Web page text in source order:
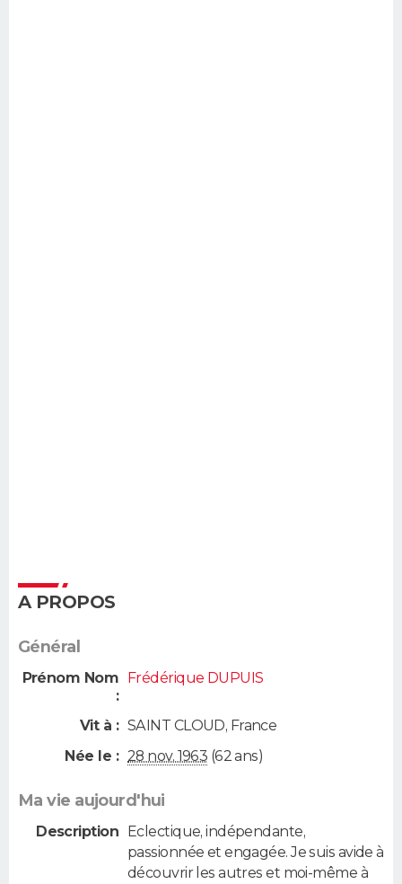
A PROPOS
Général
Prénom Nom
:
Frédérique DUPUIS
Vit à : SAINT CLOUD, France
Née le : 28 nov. 1963 (62 ans)
Ma vie aujourd'hui
Description
Eclectique, indépendante,
passionnée et engagée. Je suis avide à
découvrir les autres et moi-même à